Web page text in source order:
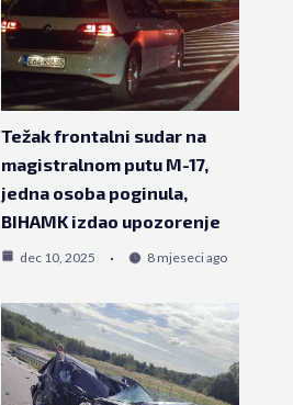
Težak frontalni sudar na
magistralnom putu M-17,
jedna osoba poginula,
BIHAMK izdao upozorenje
dec 10, 2025 8 mjeseci ago